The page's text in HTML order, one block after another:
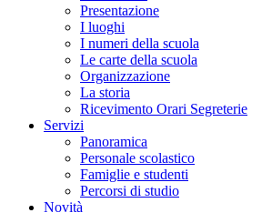
Presentazione
I luoghi
I numeri della scuola
Le carte della scuola
Organizzazione
La storia
Ricevimento Orari Segreterie
Servizi
Panoramica
Personale scolastico
Famiglie e studenti
Percorsi di studio
Novità